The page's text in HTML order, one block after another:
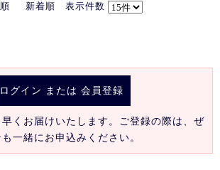
新着順 表示件数
ログイン または 会員登録
くお届けいたします。ご登録の際は、ぜ
一緒にお申込みください。